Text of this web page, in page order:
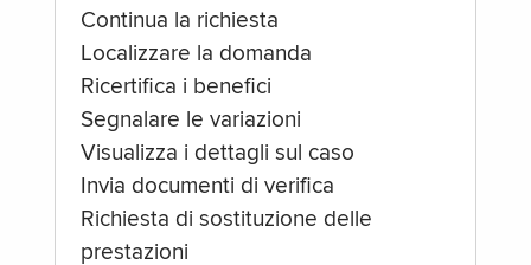
Continua la richiesta
Localizzare la domanda
Ricertifica i benefici
Segnalare le variazioni
Visualizza i dettagli sul caso
Invia documenti di verifica
Richiesta di sostituzione delle
prestazioni